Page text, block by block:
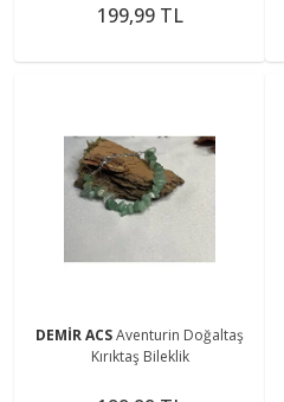
199,99 TL
DEMİR ACSAventurin Doğaltaş
Kırıktaş Bileklik